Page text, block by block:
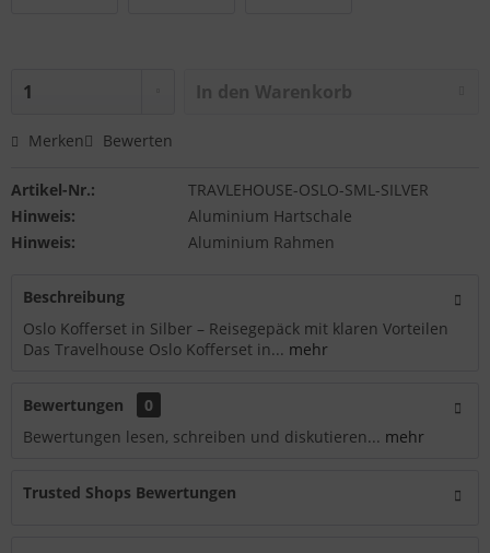
In den Warenkorb
Merken Bewerten
Artikel-Nr.:
TRAVLEHOUSE-OSLO-SML-SILVER
Hinweis:
Aluminium Hartschale
Hinweis:
Aluminium Rahmen
Beschreibung
Oslo Kofferset in Silber – Reisegepäck mit klaren Vorteilen
Das Travelhouse Oslo Kofferset in... mehr
Bewertungen
0
Bewertungen lesen, schreiben und diskutieren... mehr
Trusted Shops Bewertungen